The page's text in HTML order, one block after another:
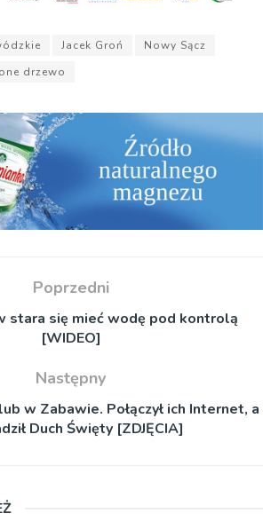
Jacek Groń
Nowy Sącz
drzewo
Poprzedni
stara się mieć wodę pod kontrolą
[WIDEO]
Następny
w Zabawie. Połączył ich Internet, a
Duch Święty [ZDJĘCIA]